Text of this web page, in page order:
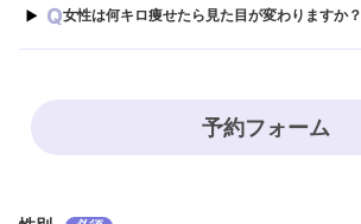
Q女性は何キロ痩せたら見た目が変わりますか？
予約フォーム